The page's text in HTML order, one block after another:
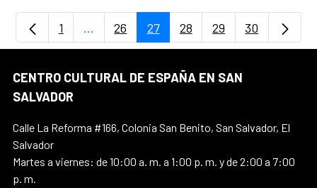
Página
1 ...Páginas intermedias Use TAB para
Página
26 Página
27 Página
28 Página
29 Página
30
CENTRO CULTURAL DE ESPAÑA EN SAN
SALVADOR
Calle La Reforma #166, Colonia San Benito, San Salvador, El
Salvador
Martes a viernes: de 10:00 a. m. a 1:00 p. m. y de 2:00 a 7:00
p. m.